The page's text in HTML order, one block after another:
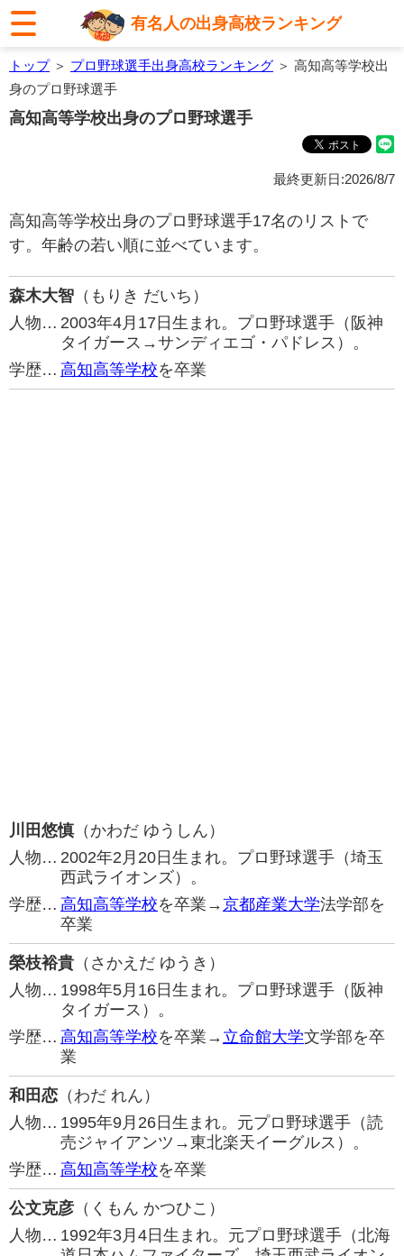
有名人の出身高校ランキング
トップ＞ プロ野球選手出身高校ランキング ＞ 高知高等学校出
身のプロ野球選手
高知高等学校出身のプロ野球選手
最終更新日:2026/8/7
高知高等学校出身のプロ野球選手17名のリストで
す。年齢の若い順に並べています。
森木大智 （もりき だいち）
人物… 2003年4月17日生まれ。プロ野球選手（阪神
タイガース→サンディエゴ・パドレス）。
学歴… 高知高等学校を卒業
川田悠慎（かわだ ゆうしん）
人物… 2002年2月20日生まれ。プロ野球選手（埼玉
西武ライオンズ）。
学歴… 高知高等学校を卒業→京都産業大学法学部を
卒業
榮枝裕貴 （さかえだ ゆうき）
人物… 1998年5月16日生まれ。プロ野球選手（阪神
タイガース）。
学歴… 高知高等学校を卒業→ 立命館大学文学部を卒
業
和田恋 （わだ れん）
人物… 1995年9月26日生まれ。元プロ野球選手（読
売ジャイアンツ→東北楽天イーグルス）。
学歴… 高知高等学校を卒業
公文克彦 （くもん かつひこ）
人物… 1992年3月4日生まれ。元プロ野球選手（北海